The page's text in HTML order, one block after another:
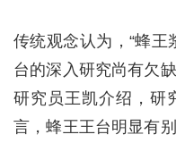
传统观念认为，“蜂王
台的深入研究尚有欠
研究员王凯介绍，研
言，蜂王王台明显有